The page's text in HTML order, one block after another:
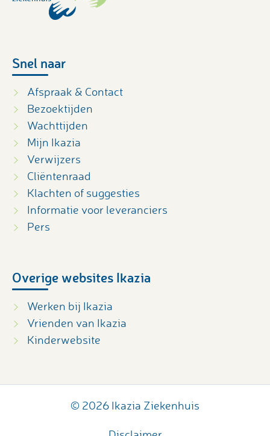
Snel naar
Afspraak & Contact
Bezoektijden
Wachttijden
Mijn Ikazia
Verwijzers
Cliëntenraad
Klachten of suggesties
Informatie voor leveranciers
Pers
Overige websites Ikazia
Werken bij Ikazia
Vrienden van Ikazia
Kinderwebsite
© 2026 Ikazia Ziekenhuis